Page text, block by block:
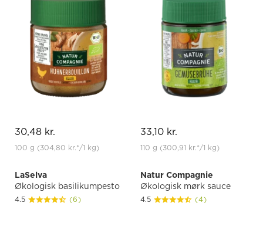
30,48 kr.
100 g (304,80 kr.*/1 kg)
33,10 kr.
110 g (300,91 kr.*/1 kg)
LaSelva
Økologisk basilikumpesto
4.5 (6)
Natur Compagnie
Økologisk mørk sauce
4.5 (4)